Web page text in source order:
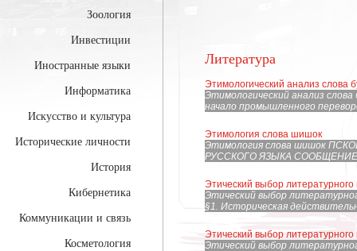
Зоология
Инвестиции
Иностранные языки
Информатика
Искусство и культура
Исторические личности
История
Кибернетика
Коммуникации и связь
Косметология
Литература
Этимологический анализ слова
Этимологический анализ
начало промышленного
Этимология слова шишок
Этимология слова шишок
РУССКОГО ЯЗЫКА СООБЩЕНИЕ
Этический выбор
Этический выбор
§1. Историческая
Этический выбор
Этический выбор